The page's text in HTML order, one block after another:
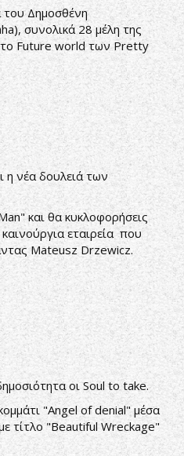
του Δημοσθένη
συνολικά 28 μέλη της
το Future world των Pretty
η νέα δουλειά των
και θα κυκλοφορήσεις
εταιρεία που
Mateusz Drzewicz.
οι Soul to take.
"Angel of denial" μέσα
τίτλο "Beautiful Wreckage"